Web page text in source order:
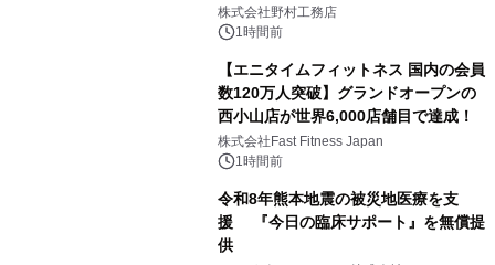
こだわる」
株式会社野村工務店
1時間前
【エニタイムフィットネス 国内の会員
数120万人突破】グランドオープンの
西小山店が世界6,000店舗目で達成！
株式会社Fast Fitness Japan
1時間前
令和8年熊本地震の被災地医療を支
援 『今日の臨床サポート』を無償提
供